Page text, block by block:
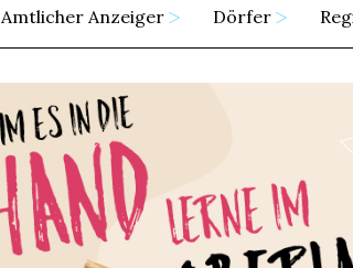
Amtlicher Anzeiger Dörfer